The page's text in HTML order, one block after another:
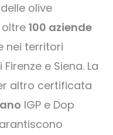
olive
100 aziende
nei territori
e Siena. La
altro certificata
IGP e Dop